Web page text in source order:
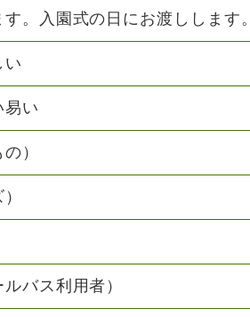
。入園式の日にお渡しします。
い
易い
）
バス利用者）